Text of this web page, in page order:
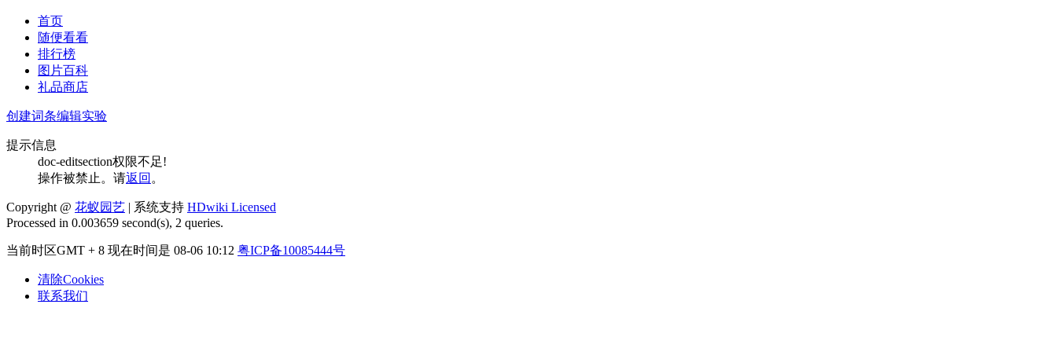
首页
随便看看
排行榜
图片百科
礼品商店
创建词条编辑实验
提示信息
doc-editsection权限不足!
操作被禁止。请返回 。
Copyright @ 花蚁园艺 | 系统支持 HDwiki Licensed
Processed in 0.003659 second(s), 2 queries.
当前时区GMT + 8 现在时间是 08-06 10:12 粤ICP备10085444号
清除Cookies
联系我们